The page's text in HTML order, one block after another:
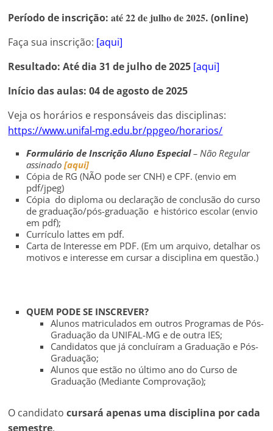
Período de inscrição:até 22 de julho de 2025. (online)
Faça sua inscrição: [aqui]
Resultado: Até dia 31 de julho de 2025 [aqui]
Início das aulas: 04 de agosto de 2025
Veja os horários e responsáveis das disciplinas:
https://www.unifal-mg.edu.br/ppgeo/horarios/
Formulário de Inscrição Aluno Especial– Não Regular
assinado [aqui]
Cópia de RG (NÃO pode ser CNH) e CPF. (envio em
pdf/jpeg)
Cópia do diploma ou declaração de conclusão do curso
de graduação/pós-graduação e histórico escolar (envio
em pdf);
Currículo lattes em pdf.
Carta de Interesse em PDF. (Em um arquivo, detalhar os
motivos e interesse em cursar a disciplina em questão.)
QUEM PODE SE INSCREVER?
Alunos matriculados em outros Programas de Pós-
Graduação da UNIFAL-MG e de outra IES;
Candidatos que já concluíram a Graduação e Pós-
Graduação;
Alunos que estão no último ano do Curso de
Graduação (Mediante Comprovação);
O candidatocursará apenas uma disciplina por cada
semestre.